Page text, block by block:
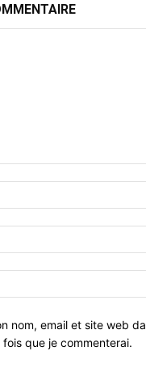
nom, email et site web
que je commenterai.